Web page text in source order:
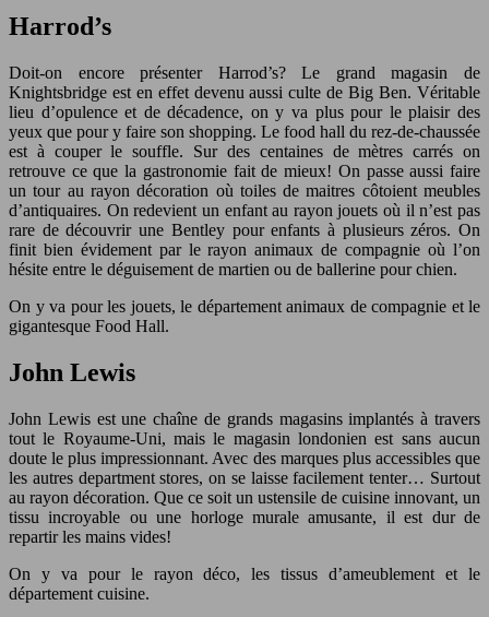
Harrod’s
Doit-on encore présenter Harrod’s? Le grand magasin de
Knightsbridge est en effet devenu aussi culte de Big Ben. Véritable
lieu d’opulence et de décadence, on y va plus pour le plaisir des
yeux que pour y faire son shopping. Le food hall du rez-de-chaussée
est à couper le souffle. Sur des centaines de mètres carrés on
retrouve ce que la gastronomie fait de mieux! On passe aussi faire
un tour au rayon décoration où toiles de maitres côtoient meubles
d’antiquaires. On redevient un enfant au rayon jouets où il n’est pas
rare de découvrir une Bentley pour enfants à plusieurs zéros. On
finit bien évidement par le rayon animaux de compagnie où l’on
hésite entre le déguisement de martien ou de ballerine pour chien.
On y va pour les jouets, le département animaux de compagnie et le
gigantesque Food Hall.
John Lewis
John Lewis est une chaîne de grands magasins implantés à travers
tout le Royaume-Uni, mais le magasin londonien est sans aucun
doute le plus impressionnant. Avec des marques plus accessibles que
les autres department stores, on se laisse facilement tenter… Surtout
au rayon décoration. Que ce soit un ustensile de cuisine innovant, un
tissu incroyable ou une horloge murale amusante, il est dur de
repartir les mains vides!
On y va pour le rayon déco, les tissus d’ameublement et le
département cuisine.